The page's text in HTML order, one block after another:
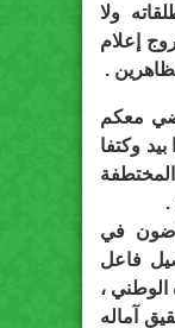
ولا
إعلام
.
معكم
وكتفا
.
في
فاعل
الوطني ،
آماله